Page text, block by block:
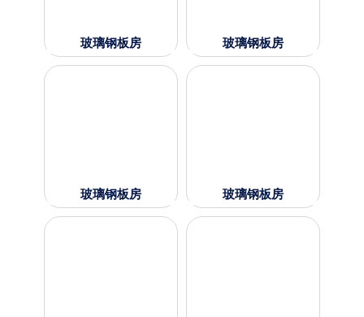
玻璃钢板房 玻璃钢板房
玻璃钢板房 玻璃钢板房